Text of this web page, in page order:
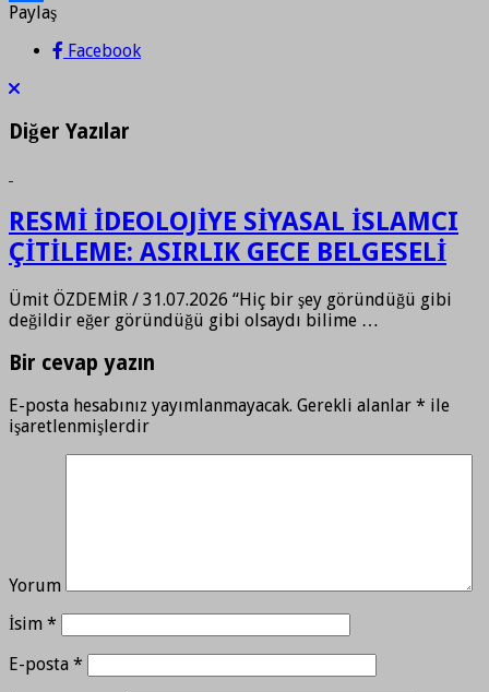
Paylaş
Paylaş
Facebook
Diğer Yazılar
RESMİ İDEOLOJİYE SİYASAL İSLAMCI
ÇİTİLEME: ASIRLIK GECE BELGESELİ
Ümit ÖZDEMİR / 31.07.2026 “Hiç bir şey göründüğü gibi
değildir eğer göründüğü gibi olsaydı bilime …
Bir cevap yazın
E-posta hesabınız yayımlanmayacak. Gerekli alanlar * ile
işaretlenmişlerdir
Yorum
İsim *
E-posta *